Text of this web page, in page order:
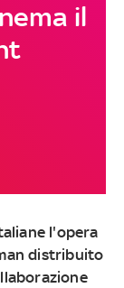
il
l'opera
distribuito